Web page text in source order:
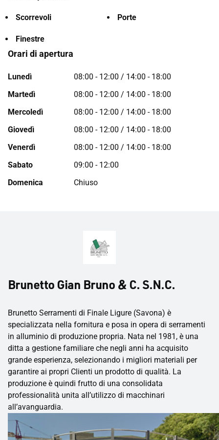
Scorrevoli Porte
Finestre
Orari di apertura
Lunedì
08:00 - 12:00 / 14:00 - 18:00
Martedì
08:00 - 12:00 / 14:00 - 18:00
Mercoledì
08:00 - 12:00 / 14:00 - 18:00
Giovedì
08:00 - 12:00 / 14:00 - 18:00
Venerdì
08:00 - 12:00 / 14:00 - 18:00
Sabato
09:00 - 12:00
Domenica
Chiuso
Brunetto Gian Bruno & C. S.N.C.
Brunetto Serramenti di Finale Ligure (Savona) è
specializzata nella fornitura e posa in opera di serramenti
in alluminio di produzione propria. Nata nel 1981, è una
ditta a gestione familiare che negli anni ha acquisito
grande esperienza, selezionando i migliori materiali per
garantire ai propri Clienti un prodotto di qualità. La
produzione è quindi frutto di una consolidata
professionalità unita all’utilizzo di macchinari
all’avanguardia.